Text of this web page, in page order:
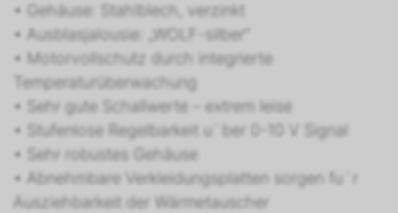
• Gehäuse: Stahlblech, verzinkt
• Ausblasjalousie: „WOLF-silber“
• Motorvollschutz durch integrierte
Temperaturüberwachung
• Sehr gute Schallwerte – extrem leise
• Stufenlose Regelbarkeit u¨ber 0-10 V Signal
• Sehr robustes Gehäuse
• Abnehmbare Verkleidungsplatten sorgen fu¨r
Ausziehbarkeit der Wärmetauscher